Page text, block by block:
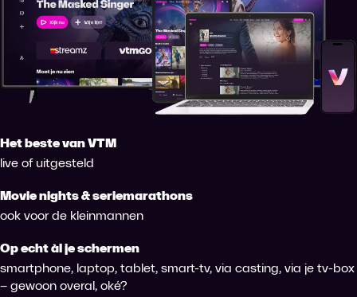
Het beste van VTM
live of uitgesteld
Movie nights & seriemarathons
ook voor de kleinmannen
Op echt àl je schermen
smartphone, laptop, tablet, smart-tv, via casting, via je tv-box
– gewoon overal, oké?